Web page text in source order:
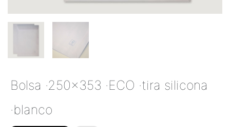
Bolsa ·250x353 ·ECO ·tira silicona
·blanco